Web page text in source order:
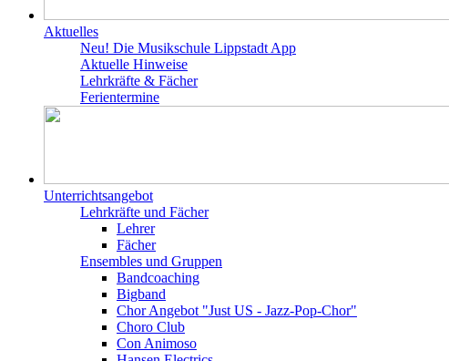
Aktuelles
Neu! Die Musikschule Lippstadt App
Aktuelle Hinweise
Lehrkräfte & Fächer
Ferientermine
Unterrichtsangebot
Lehrkräfte und Fächer
Lehrer
Fächer
Ensembles und Gruppen
Bandcoaching
Bigband
Chor Angebot "Just US - Jazz-Pop-Chor"
Choro Club
Con Animoso